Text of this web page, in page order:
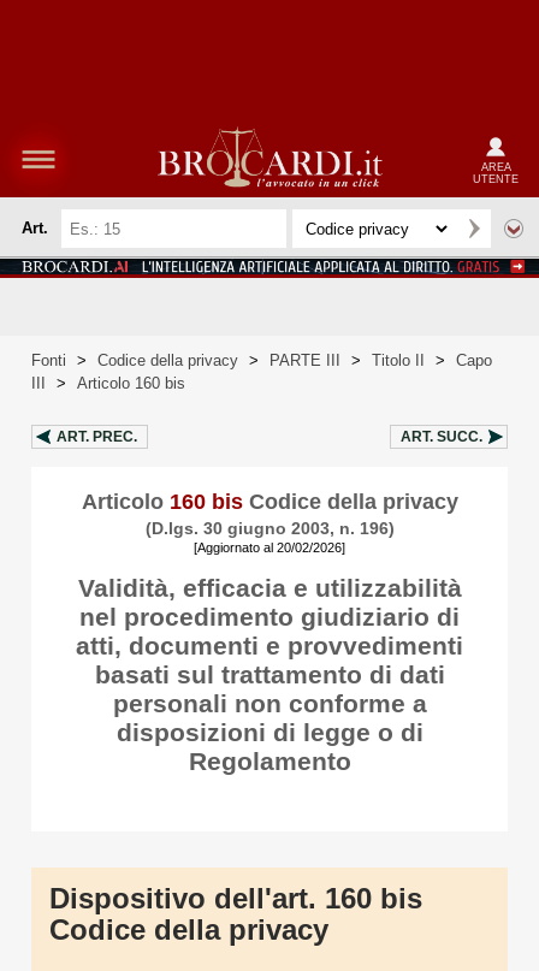
AREA
UTENTE
Art.
Fonti > Codice della privacy > PARTE III > Titolo II >
Capo
> Articolo 160 bis
ART. PREC. ART. SUCC.
Articolo 160 bisCodice della privacy
(D.lgs. 30 giugno 2003, n. 196)
[Aggiornato al 20/02/2026]
Validità, efficacia e utilizzabilità
nel procedimento giudiziario di
atti, documenti e provvedimenti
basati sul trattamento di dati
personali non conforme a
disposizioni di legge o di
Regolamento
Dispositivo dell'art. 160 bis
Codice della privacy